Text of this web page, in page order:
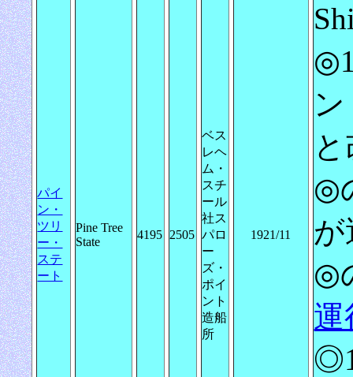
パイ
ン・
ツリ
ー・
ステ
ート
Pine Tree
State
4195 2505
ベス
レヘ
ム・
スチ
ール
社ス
パロ
ー
ズ・
ポイ
ント
造船
所
1921/11
◎
が
◎
運